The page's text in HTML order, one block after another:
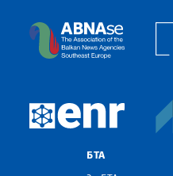
The
European
БТА